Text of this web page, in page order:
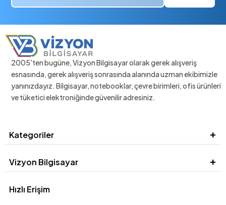
2005'ten bugüne, Vizyon Bilgisayar olarak gerek alışveriş
esnasında, gerek alışveriş sonrasında alanında uzman ekibimizle
yanınızdayız. Bilgisayar, notebooklar, çevre birimleri, ofis ürünleri
ve tüketici elektroniğinde güvenilir adresiniz.
Kategoriler
Vizyon Bilgisayar
Hızlı Erişim